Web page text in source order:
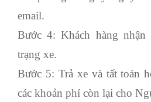
email.
Bước 4: Khách hàng
trạng xe.
Bước 5: Trả xe và tất toán
các khoản phí còn lại cho